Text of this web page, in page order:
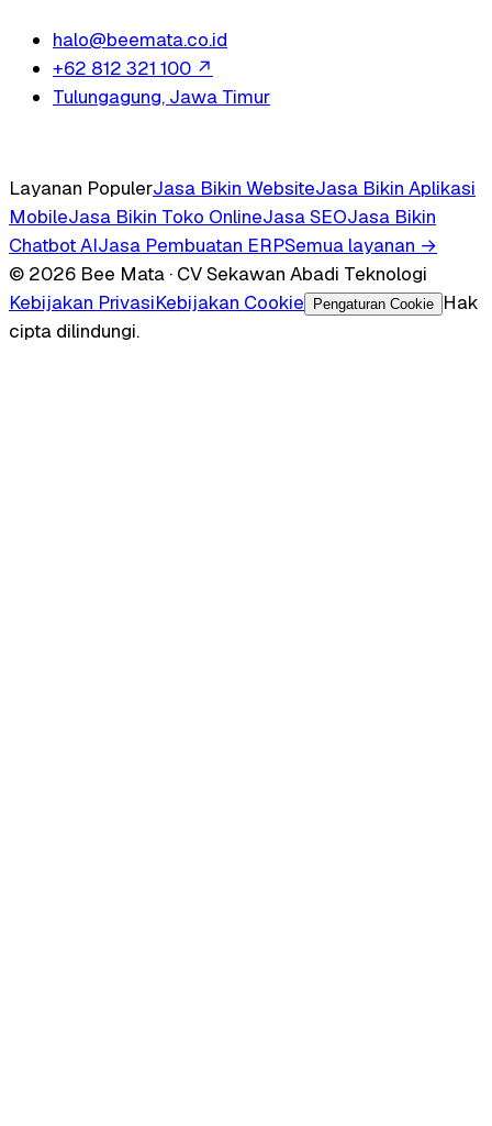
halo@beemata.co.id
+62 812 321 100 ↗
Tulungagung, Jawa Timur
Layanan PopulerJasa Bikin WebsiteJasa Bikin Aplikasi
MobileJasa Bikin Toko OnlineJasa SEOJasa Bikin
Chatbot AIJasa Pembuatan ERPSemua layanan →
© 2026 Bee Mata · CV Sekawan Abadi Teknologi
Kebijakan PrivasiKebijakan Cookie Pengaturan Cookie
Hak
cipta dilindungi.